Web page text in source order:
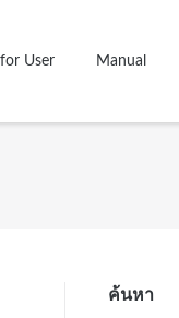
User Manual
ค้นหา